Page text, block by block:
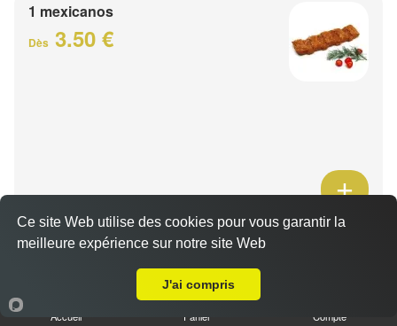
1 mexicanos
Dès 3.50 €
Barquette de viande
Accueil Panier Compte
Ce site Web utilise des cookies pour vous garantir la
meilleure expérience sur notre site Web
J'ai compris